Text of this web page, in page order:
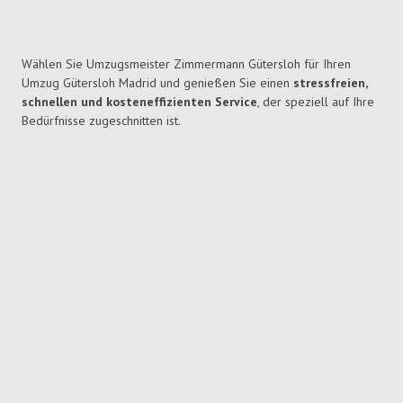
Wählen Sie Umzugsmeister Zimmermann Gütersloh für Ihren
Umzug Gütersloh Madrid und genießen Sie einen stressfreien,
schnellen und kosteneffizienten Service, der speziell auf Ihre
Bedürfnisse zugeschnitten ist.